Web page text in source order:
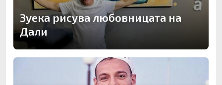
Зуека рисува любовницата на
Дали